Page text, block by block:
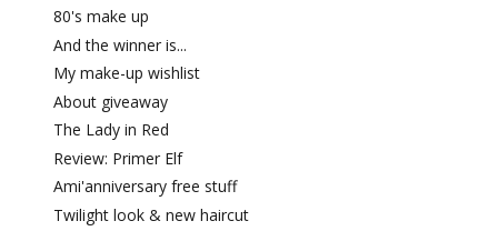
80's make up
And the winner is...
My make-up wishlist
About giveaway
The Lady in Red
Review: Primer Elf
Ami'anniversary free stuff
Twilight look & new haircut